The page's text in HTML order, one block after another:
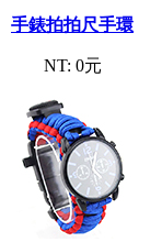
手錶拍拍尺手環
NT: 0元